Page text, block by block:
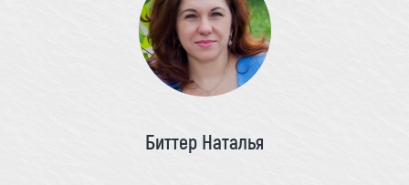
Биттер Наталья